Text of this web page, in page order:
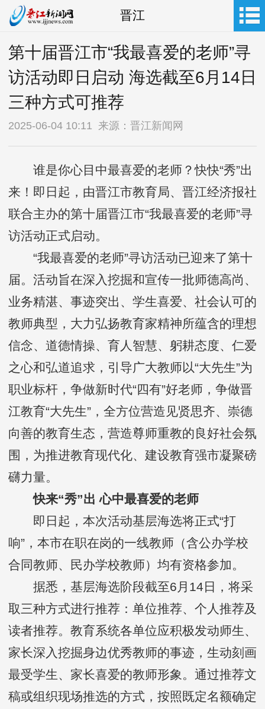
晋江
第十届晋江市“我最喜爱的老师”寻
访活动即日启动 海选截至6月14日
三种方式可推荐
2025-06-04 10:11 来源：晋江新闻网
谁是你心目中最喜爱的老师？快快“秀”出
来！即日起，由晋江市教育局、晋江经济报社
联合主办的第十届晋江市“我最喜爱的老师”寻
访活动正式启动。
“我最喜爱的老师”寻访活动已迎来了第十
届。活动旨在深入挖掘和宣传一批师德高尚、
业务精湛、事迹突出、学生喜爱、社会认可的
教师典型，大力弘扬教育家精神所蕴含的理想
信念、道德情操、育人智慧、躬耕态度、仁爱
之心和弘道追求，引导广大教师以“大先生”为
职业标杆，争做新时代“四有”好老师，争做晋
江教育“大先生”，全方位营造见贤思齐、崇德
向善的教育生态，营造尊师重教的良好社会氛
围，为推进教育现代化、建设教育强市凝聚磅
礴力量。
快来“秀”出 心中最喜爱的老师
即日起，本次活动基层海选将正式“打
响”，本市在职在岗的一线教师（含公办学校
合同教师、民办学校教师）均有资格参加。
据悉，基层海选阶段截至6月14日，将采
取三种方式进行推荐：单位推荐、个人推荐及
读者推荐。教育系统各单位应积极发动师生、
家长深入挖掘身边优秀教师的事迹，生动刻画
最受学生、家长喜爱的教师形象。通过推荐文
稿或组织现场推选的方式，按照既定名额确定